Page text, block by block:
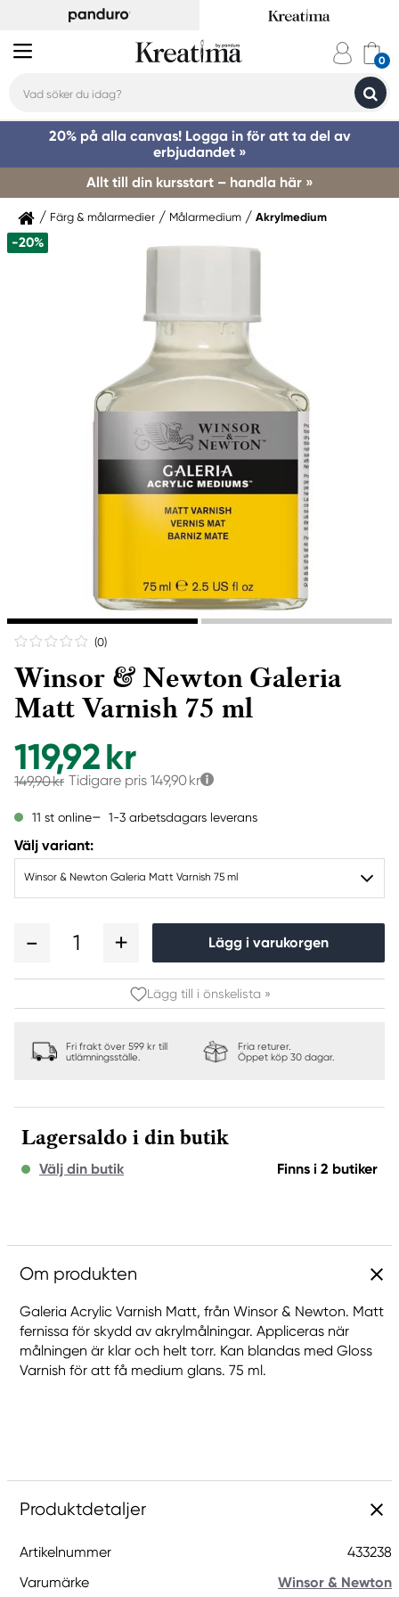
20% på alla canvas! Logga in för att ta del av
erbjudandet »
Allt till din kursstart – handla här »
Färg & målarmedier Målarmedium Akrylmedium
-20%
(0)
Winsor & Newton Galeria
Matt Varnish 75 ml
119,92 kr
149,90 kr Tidigare pris 149,90 kr
11 st online 1-3 arbetsdagars leverans
Välj variant:
Winsor & Newton Galeria Matt Varnish 75 ml
1 Lägg i varukorgen
Lägg till i önskelista »
Fri frakt över 599 kr till
utlämningsställe.
Fria returer.
Öppet köp 30 dagar.
Lagersaldo i din butik
Välj din butik Finns i 2 butiker
Om produkten
Galeria Acrylic Varnish Matt, från Winsor & Newton. Matt
fernissa för skydd av akrylmålningar. Appliceras när
målningen är klar och helt torr. Kan blandas med Gloss
Varnish för att få medium glans. 75 ml.
Produktdetaljer
Artikelnummer
433238
Varumärke
Winsor & Newton